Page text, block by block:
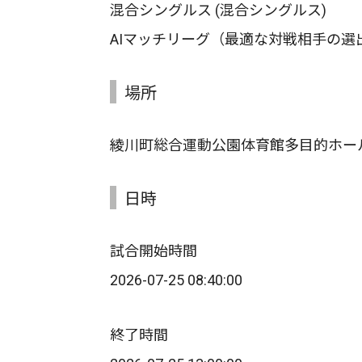
混合シングルス (混合シングルス)
AIマッチリーグ（最適な対戦相手の選
場所
綾川町総合運動公園体育館多目的ホ
日時
試合開始時間
2026-07-25 08:40:00
終了時間